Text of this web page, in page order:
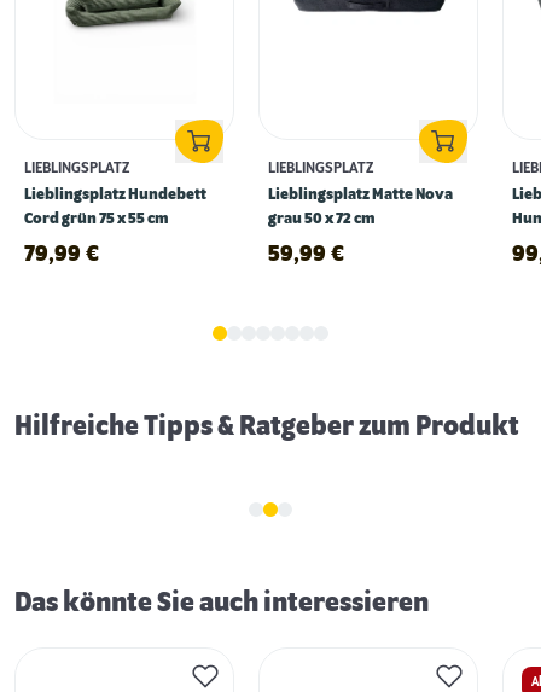
LIEBLINGSPLATZ
Lieblingsplatz Hundebett
Cord grün 75 x 55 cm
79,99 €
LIEBLINGSPLATZ
Lieblingsplatz Matte Nova
grau 50 x 72 cm
59,99 €
60
Hilfreiche Tipps & Ratgeber zum Produkt
Das könnte Sie auch interessieren